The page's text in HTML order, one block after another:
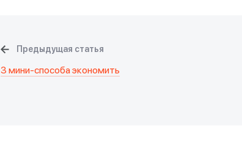
Предыдущая статья
3 мини-способа экономить